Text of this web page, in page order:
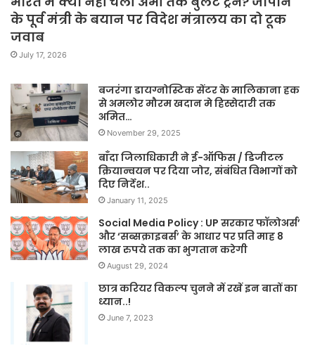
के पूर्व मंत्री के बयान पर विदेश मंत्रालय का दो टूक
जवाब
July 17, 2026
बजरंगा डायग्नोस्टिक सेंटर के मालिकाना हक
से अमलोर मौरम खदान मे हिस्सेदारी तक
अमित…
November 29, 2025
बाँदा जिलाधिकारी ने ई-ऑफिस / डिजीटल
क्रियान्वयन पर दिया जोर, संबंधित विभागों को
दिए निर्देश..
January 11, 2025
Social Media Policy : UP सरकार फॉलोअर्स’
और ‘सब्सक्राइबर्स’ के आधार पर प्रति माह 8
लाख रुपये तक का भुगतान करेगी
August 29, 2024
छात्र करियर विकल्प चुनने में रखें इन बातों का
ध्यान..!
June 7, 2023